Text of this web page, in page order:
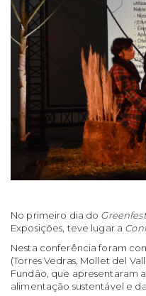
No primeiro dia do Greenfest
Exposições, teve lugar a
Nesta conferência foram
(Torres Vedras, Mollet del
Fundão, que apresentaram
alimentação sustentável e